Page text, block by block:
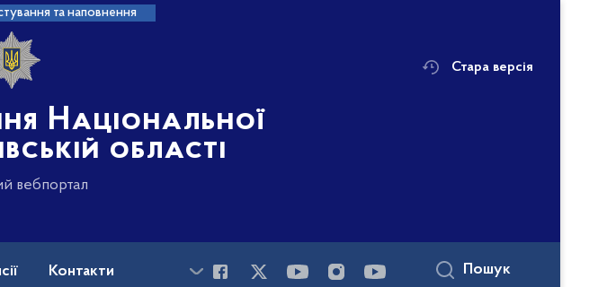
та наповнення
Національної
області
вебпортал
Стара версія
Контакти Пошук